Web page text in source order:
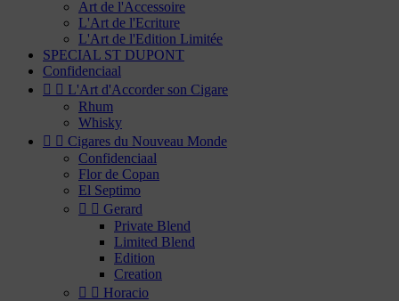
Art de l'Accessoire
L'Art de l'Ecriture
L'Art de l'Edition Limitée
SPECIAL ST DUPONT
Confidenciaal
  L'Art d'Accorder son Cigare
Rhum
Whisky
  Cigares du Nouveau Monde
Confidenciaal
Flor de Copan
El Septimo
  Gerard
Private Blend
Limited Blend
Edition
Creation
  Horacio